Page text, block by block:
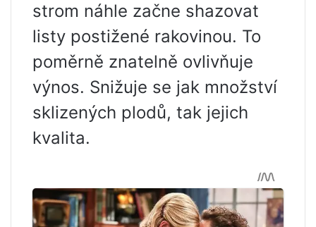
strom náhle začne shazovat
listy postižené rakovinou. To
poměrně znatelně ovlivňuje
výnos. Snižuje se jak množství
sklizených plodů, tak jejich
kvalita.